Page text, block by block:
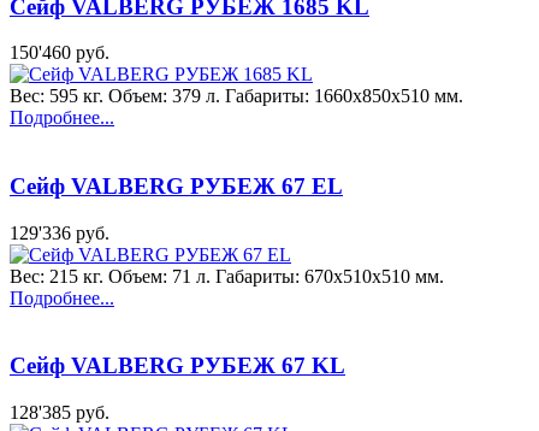
Сейф VALBERG РУБЕЖ 1685 KL
150'460 руб.
Вес: 595 кг. Объем: 379 л. Габариты: 1660x850x510 мм.
Подробнее...
Сейф VALBERG РУБЕЖ 67 EL
129'336 руб.
Вес: 215 кг. Объем: 71 л. Габариты: 670x510x510 мм.
Подробнее...
Сейф VALBERG РУБЕЖ 67 KL
128'385 руб.